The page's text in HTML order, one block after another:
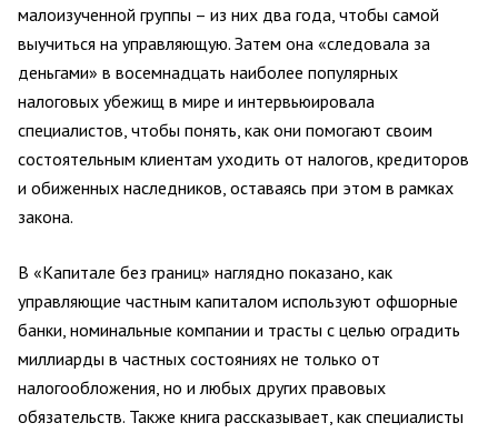
малоизученной группы – из них два года, чтобы самой
выучиться на управляющую. Затем она «следовала за
деньгами» в восемнадцать наиболее популярных
налоговых убежищ в мире и интервьюировала
специалистов, чтобы понять, как они помогают своим
состоятельным клиентам уходить от налогов, кредиторов
и обиженных наследников, оставаясь при этом в рамках
закона.
В «Капитале без границ» наглядно показано, как
управляющие частным капиталом используют офшорные
банки, номинальные компании и трасты с целью оградить
миллиарды в частных состояниях не только от
налогообложения, но и любых других правовых
обязательств. Также книга рассказывает, как специалисты